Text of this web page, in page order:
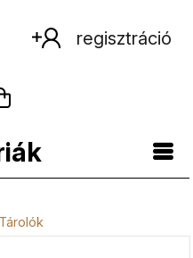
regisztráció